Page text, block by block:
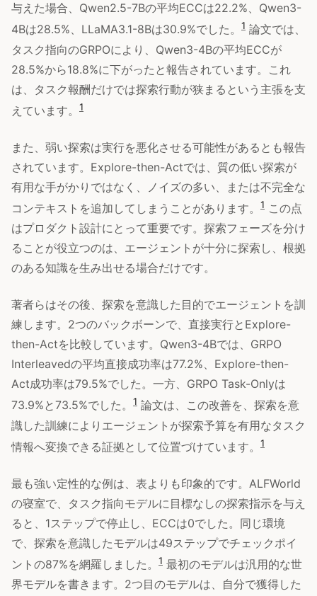
与えた場合、Qwen2.5-7Bの平均ECCは22.2%、Qwen3-
4Bは28.5%、LLaMA3.1-8Bは30.9%でした。
1 論文では、
タスク指向のGRPOにより、Qwen3-4Bの平均ECCが
28.5%から18.8%に下がったと報告されています。これ
は、タスク報酬だけでは探索行動が狭まるという主張を支
えています。
1
また、弱い探索は実行を悪化させる可能性があるとも報告
されています。Explore-then-Actでは、質の低い探索が
有用な手がかりではなく、ノイズの多い、または不完全な
コンテキストを追加してしまうことがあります。
1 この点
はプロダクト設計にとって重要です。探索フェーズを分け
ることが役立つのは、エージェントが十分に探索し、根拠
のある知識を生み出せる場合だけです。
著者らはその後、探索を意識した目的でエージェントを訓
練します。2つのバックボーンで、直接実行とExplore-
then-Actを比較しています。Qwen3-4Bでは、GRPO
Interleavedの平均直接成功率は77.2%、Explore-then-
Act成功率は79.5%でした。一方、GRPO Task-Onlyは
73.9%と73.5%でした。
1 論文は、この改善を、探索を意
識した訓練によりエージェントが探索予算を有用なタスク
情報へ変換できる証拠として位置づけています。
1
最も強い定性的な例は、表よりも印象的です。ALFWorld
の寝室で、タスク指向モデルに目標なしの探索指示を与え
ると、1ステップで停止し、ECCは0でした。同じ環境
で、探索を意識したモデルは49ステップでチェックポイ
ントの87%を網羅しました。
1 最初のモデルは汎用的な世
界モデルを書きます。2つ目のモデルは、自分で獲得した